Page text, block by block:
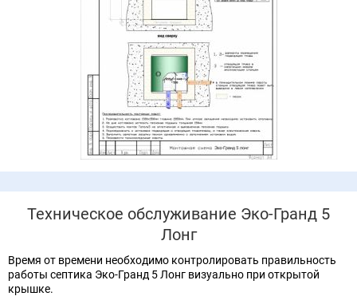
Техническое обслуживание Эко-Гранд 5
Лонг
Время от времени необходимо контролировать правильность
работы септика Эко-Гранд 5 Лонг визуально при открытой
крышке.